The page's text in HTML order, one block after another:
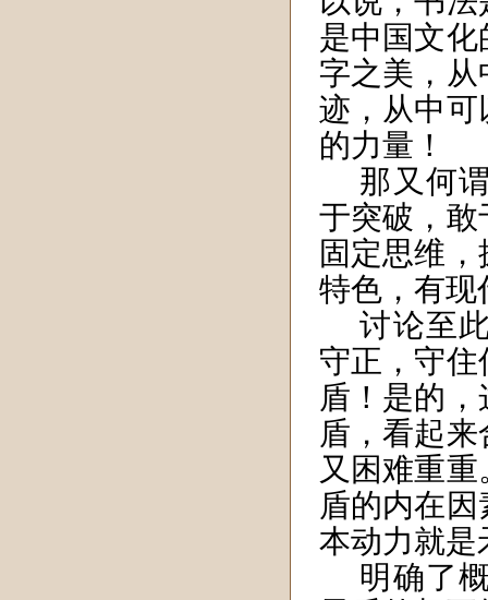
是中国文
字之美，从
迹，从中可
的力量！
那又何
于突破，敢
固定思维
特色，有现
讨论至
守正，守
盾！是的
盾，看起
又困难重
盾的内在
本动力就是
明确了